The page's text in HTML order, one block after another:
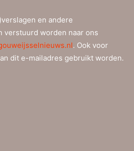
en andere
verstuurd worden naar ons
. Ook voor
dit e-mailadres gebruikt worden.